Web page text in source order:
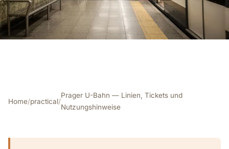
Home/practical/
Prager U-Bahn — Linien, Tickets und
Nutzungshinweise